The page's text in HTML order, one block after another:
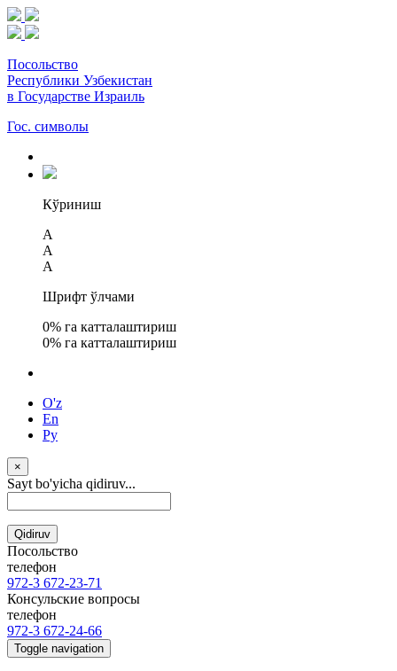
Посольство
Республики Узбекистан
в Государстве Израиль
Гос. символы
Кўриниш
A
A
A
Шрифт ўлчами
0% га катталаштириш
0% га катталаштириш
O'z
En
Ру
×
Sayt bo'yicha qidiruv...
Qidiruv
Посольство
телефон
972-3 672-23-71
Консульские вопросы
телефон
972-3 672-24-66
Toggle navigation